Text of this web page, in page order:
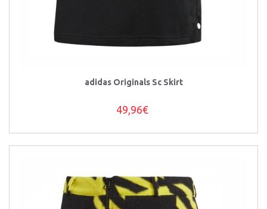
adidas Originals Sc Skirt
49,96€